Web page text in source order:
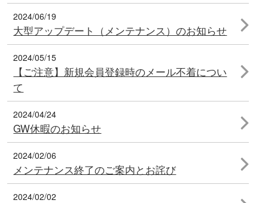
2024/06/19
大型アップデート（メンテナンス）のお知らせ
2024/05/15
【ご注意】新規会員登録時のメール不着につい
て
2024/04/24
GW休暇のお知らせ
2024/02/06
メンテナンス終了のご案内とお詫び
2024/02/02